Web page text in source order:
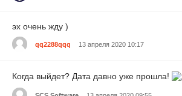
эх очень жду )
qq2288qqq 13 апреля 2020 10:17
Когда выйдет? Дата давно уже прошла!